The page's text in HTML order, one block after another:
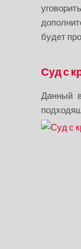
будет
Суд с
Данный